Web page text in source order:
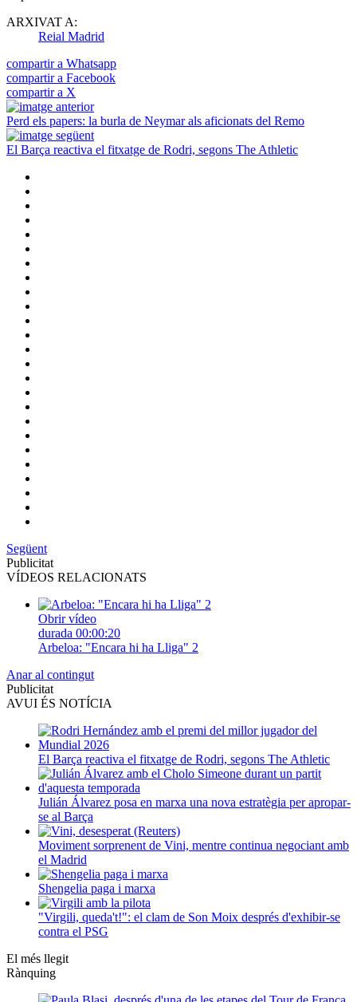
ARXIVAT A:
Reial Madrid
compartir a Whatsapp
compartir a Facebook
compartir a X
Perd els papers: la burla de Neymar als aficionats del Remo
El Barça reactiva el fitxatge de Rodri, segons The Athletic
Següent
Publicitat
VÍDEOS RELACIONATS
Obrir vídeo
durada 00:00:20
Arbeloa: "Encara hi ha Lliga" 2
Anar al contingut
Publicitat
AVUI ÉS NOTÍCIA
El Barça reactiva el fitxatge de Rodri, segons The Athletic
Julián Álvarez posa en marxa una nova estratègia per apropar-
se al Barça
Moviment sorprenent de Vini, mentre continua negociant amb
el Madrid
Shengelia paga i marxa
"Virgili, queda't!": el clam de Son Moix després d'exhibir-se
contra el PSG
El més llegit
Rànquing